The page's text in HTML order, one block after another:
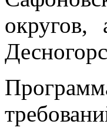
округов,